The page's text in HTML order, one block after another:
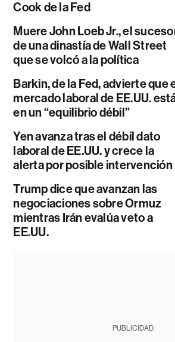
Cook de la Fed
Muere John Loeb Jr., el
de una dinastía de Wall Street
que se volcó a la política
Barkin, de la Fed, advierte que
mercado laboral de EE.UU.
en un “equilibrio débil”
Yen avanza tras el débil dato
laboral de EE.UU. y crece la
alerta por posible intervención
Trump dice que avanzan las
negociaciones sobre Ormuz
mientras Irán evalúa veto a
EE.UU.
PUBLICIDAD